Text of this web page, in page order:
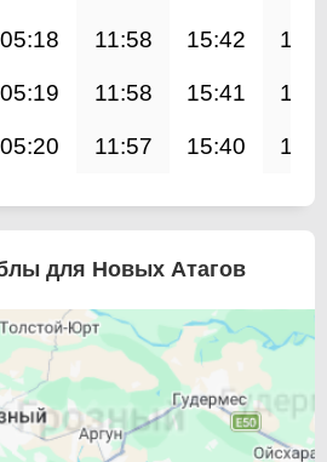
05:18 11:58 15:42
05:19 11:58 15:41
05:20 11:57 15:40
для Новых Атагов